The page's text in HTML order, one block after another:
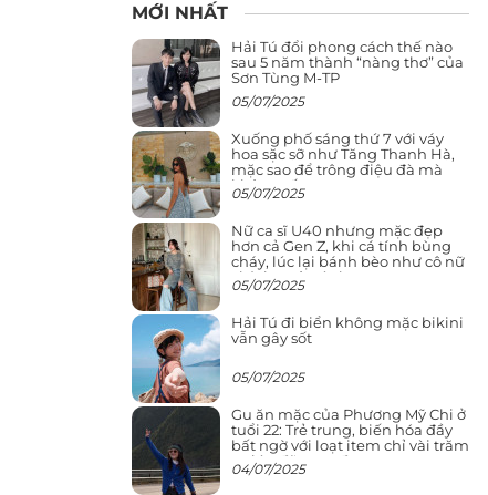
MỚI NHẤT
Hải Tú đổi phong cách thế nào
sau 5 năm thành “nàng thơ” của
Sơn Tùng M-TP
05/07/2025
Xuống phố sáng thứ 7 với váy
hoa sặc sỡ như Tăng Thanh Hà,
mặc sao để trông điệu đà mà
không sến
05/07/2025
Nữ ca sĩ U40 nhưng mặc đẹp
hơn cả Gen Z, khi cá tính bùng
cháy, lúc lại bánh bèo như cô nữ
chính ngôn tình
05/07/2025
Hải Tú đi biển không mặc bikini
vẫn gây sốt
05/07/2025
Gu ăn mặc của Phương Mỹ Chi ở
tuổi 22: Trẻ trung, biến hóa đầy
bất ngờ với loạt item chỉ vài trăm
nghìn đã mua được
04/07/2025